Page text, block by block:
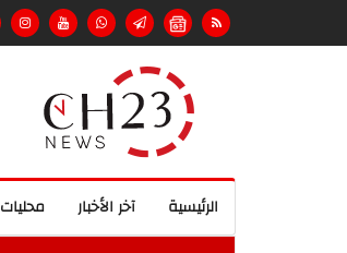
محليات آخر الأخبار الرئيسية